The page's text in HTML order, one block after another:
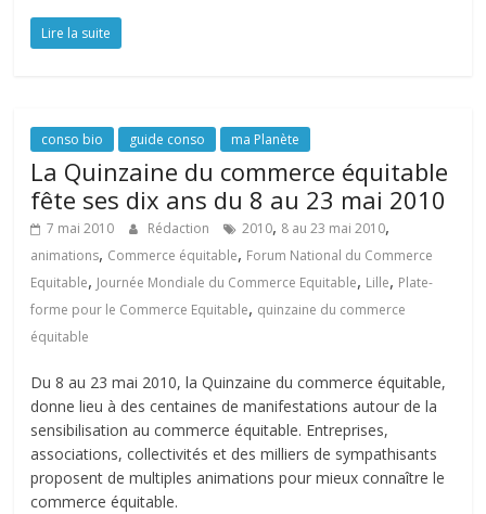
Lire la suite
conso bio guide conso ma Planète
La Quinzaine du commerce équitable
fête ses dix ans du 8 au 23 mai 2010
7 mai 2010 Rédaction 2010, 8 au 23 mai 2010,
animations, Commerce équitable, Forum National du Commerce
Equitable, Journée Mondiale du Commerce Equitable, Lille, Plate-
forme pour le Commerce Equitable, quinzaine du commerce
équitable
Du 8 au 23 mai 2010, la Quinzaine du commerce équitable,
donne lieu à des centaines de manifestations autour de la
sensibilisation au commerce équitable. Entreprises,
associations, collectivités et des milliers de sympathisants
proposent de multiples animations pour mieux connaître le
commerce équitable.